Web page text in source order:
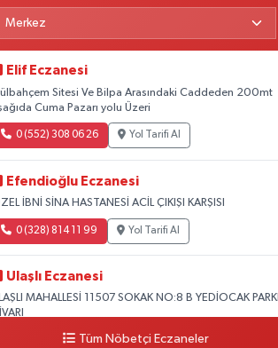
Elif Eczanesi
Sitesi Ve Bilpa Arasındaki Caddeden 200mt
Cuma Pazarı yolu Üzeri
0 (552) 308 06 26 Yol Tarifi Al
Efendioğlu Eczanesi
İBNİ SİNA HASTANESİ ACİL ÇIKIŞI KARŞISI
0 (328) 814 11 99 Yol Tarifi Al
Ulaşlı Eczanesi
MAHALLESİ 11507 SOKAK NO:8 B YEDİOCAK PARKI
0 (546) 158 81 80 Yol Tarifi Al
Tüm Nöbetçi Eczaneler